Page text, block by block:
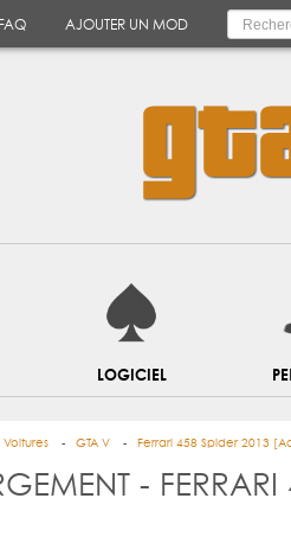
FAQ AJOUTER UN MOD
LOGICIEL
Voitures GTA V Ferrari 458 Spider 2013
-